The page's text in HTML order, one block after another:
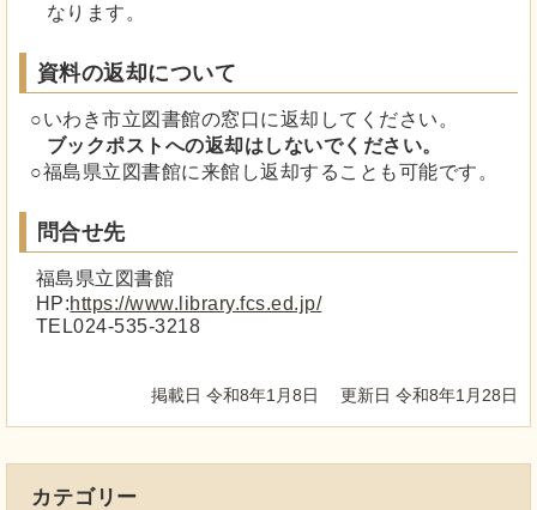
なります。
資料の返却について
○いわき市立図書館の窓口に返却してください。
ブックポストへの返却はしないでください。
○福島県立図書館に来館し返却することも可能です。
問合せ先
福島県立図書館
HP:https://www.library.fcs.ed.jp/
TEL024-535-3218
掲載日 令和8年1月8日 更新日 令和8年1月28日
カテゴリー